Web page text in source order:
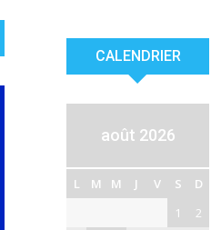
CALENDRIER
août 2026
L M M J V S
D
1
2